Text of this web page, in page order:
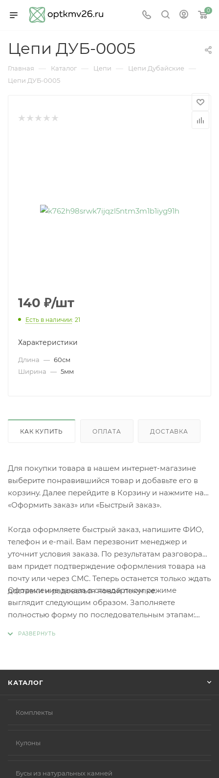
0
Цепи ДУБ-0005
Главная — Каталог — Цепи — Цепи Дубайские —
Цепи ДУБ-0005
140 ₽/шт
Есть в наличии: 21
Характеристики
Длина — 60см
Ширина — 5мм
КАК КУПИТЬ ОПЛАТА ДОСТАВКА
Для покупки товара в нашем интернет-магазине
выберите понравившийся товар и добавьте его в
корзину. Далее перейдите в Корзину и нажмите на
«Оформить заказ» или «Быстрый заказ».
Когда оформляете быстрый заказ, напишите ФИО,
телефон и e-mail. Вам перезвонит менеджер и
уточнит условия заказа. По результатам разговора
вам придет подтверждение оформления товара на
почту или через СМС. Теперь останется только ждать
доставки и радоваться новой покупке.
Оформление заказа в стандартном режиме
выглядит следующим образом. Заполняете
полностью форму по последовательным этапам:
КАТАЛОГ
Комплекты
Кулоны
Бусы из натуральных камней